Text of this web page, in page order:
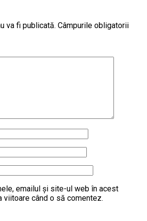
va fi publicată. Câmpurile obligatorii
emailul și site-ul web în acest
viitoare când o să comentez.